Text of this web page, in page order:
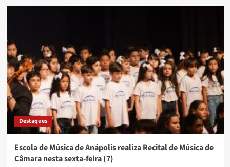
Destaques
Escola de Música de Anápolis realiza Recital de Música de
Câmara nesta sexta-feira (7)